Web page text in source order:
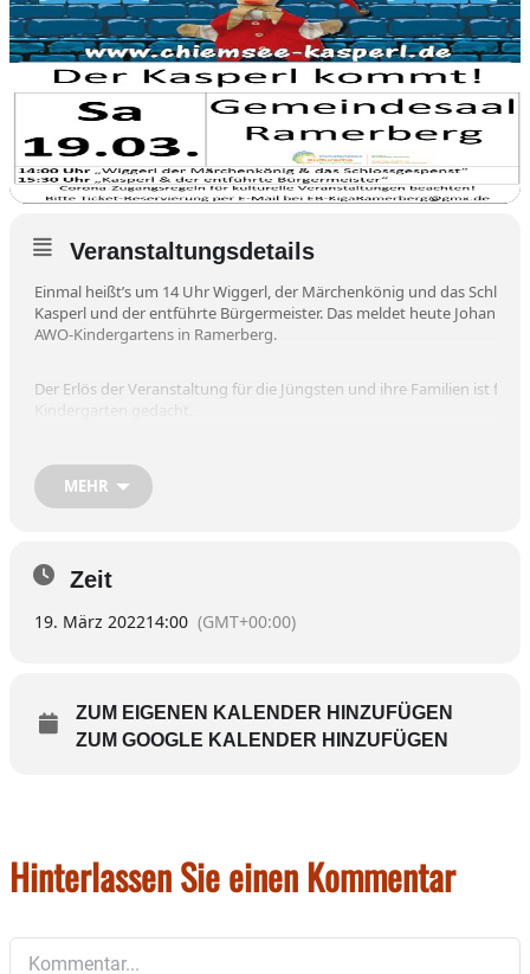
Veranstaltungsdetails
Einmal heißt’s um 14 Uhr Wiggerl, der Märchenkönig und das
Kasperl und der entführte Bürgermeister. Das meldet heute Johanna
AWO-Kindergartens in Ramerberg.
Der Erlös der Veranstaltung für die Jüngsten und ihre Familien ist für
Die dann noch geltenden Corona-Regeln sind zu beachten.
MEHR
Zeit
19. März 202214:00 (GMT+00:00)
ZUM EIGENEN KALENDER HINZUFÜGEN
ZUM GOOGLE KALENDER HINZUFÜGEN
Hinterlassen Sie einen Kommentar